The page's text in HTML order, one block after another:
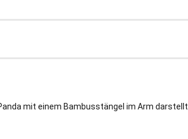
mit einem Bambusstängel im Arm darstellt